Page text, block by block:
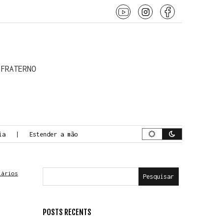
Estender a mão A Jornada da Morte Consciente
Pesquisar
POSTS RECENTS